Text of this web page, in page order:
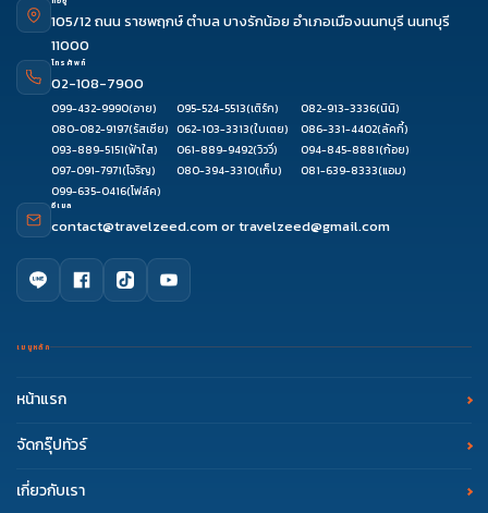
105/12 ถนน ราชพฤกษ์ ตำบล บางรักน้อย อำเภอเมืองนนทบุรี นนทบุรี
11000
โทรศัพท์
02-108-7900
099-432-9990(อาย) 095-524-5513(เติร์ก) 082-913-3336(นินิ)
080-082-9197(รัสเซีย) 062-103-3313(ใบเตย) 086-331-4402(ลัคกี้)
093-889-5151(ฟ้าใส) 061-889-9492(วิววี่) 094-845-8881(ก้อย)
097-091-7971(โจริญ) 080-394-3310(เก็บ) 081-639-8333(แอม)
099-635-0416(โฟล์ค)
อีเมล
contact@travelzeed.comortravelzeed@gmail.com
เมนูหลัก
หน้าแรก
จัดกรุ๊ปทัวร์
เกี่ยวกับเรา